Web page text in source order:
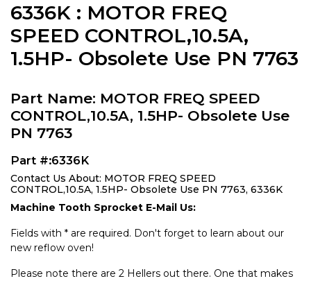
6336K : MOTOR FREQ
SPEED CONTROL,10.5A,
1.5HP- Obsolete Use PN 7763
Part Name: MOTOR FREQ SPEED
CONTROL,10.5A, 1.5HP- Obsolete Use
PN 7763
Part #:6336K
Contact Us About: MOTOR FREQ SPEED
CONTROL,10.5A, 1.5HP- Obsolete Use PN 7763, 6336K
Machine Tooth Sprocket E-Mail Us:
Fields with * are required. Don't forget to learn about our
new reflow oven!
Please note there are 2 Hellers out there. One that makes